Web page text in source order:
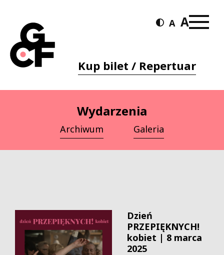
Kup bilet / Repertuar
Wydarzenia
Archiwum Galeria
Dzień
PRZEPIĘKNYCH!
kobiet | 8 marca
2025